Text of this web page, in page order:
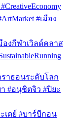
#เมือง
มืองกีฬาเวิลด์คลาส
าราธอนระดับโลก
า #อนุชิตจิว #ปิยะ
เดย์ #บาร์บีกอน